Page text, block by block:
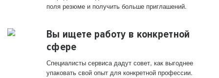
поля резюме и получить больше приглашений.
Вы ищете работу в конкретной
сфере
Специалисты сервиса дадут совет, как выгоднее
упаковать свой опыт для конкретной профессии.